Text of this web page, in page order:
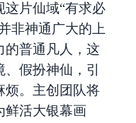
片仙域“有求必
非神通广大的上
的普通凡人，这
假扮神仙，引
烦。主创团队将
鲜活大银幕画